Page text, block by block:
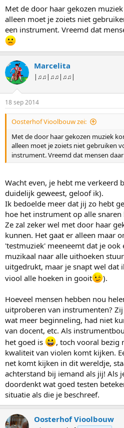
Met de door haar gekozen
alleen moet je zoiets niet
een instrument. Vreemd dat
Marcelita
|♫♫|♫♫|♫♫|
18 sep 2014
Oosterhof Vioolbouw zei:
Met de door haar gekozen muziek
alleen moet je zoiets niet gebruiken
instrument. Vreemd dat mensen
Wacht even, je hebt me verkeerd
duidelijk geweest, geloof ik).
Ik bedoelde meer dat jij zo hebt
hoe het instrument op alle snaren
Ze zal zeker wel met door haar
kunnen. Het gaat er alleen maar
'testmuziek' meeneemt dat je
muzikaal naar alle uithoeken
uitgedrukt, maar je snapt wel dat
viool alle hoeken in gooit
).
Hoeveel mensen hebben nou
uitproberen van instrumenten?
wat meer beginneling, had niet
van docent, etc. Als
het goed is
, toch vooral bezig
kwaliteit van violen komt kijken.
net komt kijken in dit wereldje,
achterstand bij iemand als jij! Als
doordenkt wat goed testen
situatie als die je beschreef.
Oosterhof Vioolbouw